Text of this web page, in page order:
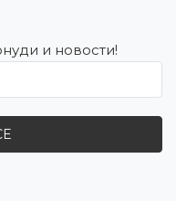
и новости!